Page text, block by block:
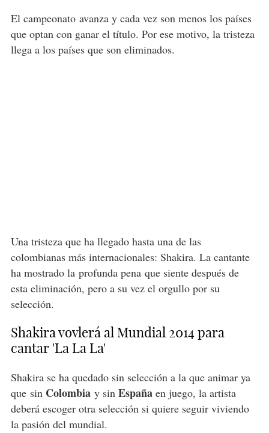
El campeonato avanza y cada vez son menos los países
que optan con ganar el título. Por ese motivo, la tristeza
llega a los países que son eliminados.
Una tristeza que ha llegado hasta una de las
colombianas más internacionales: Shakira. La cantante
ha mostrado la profunda pena que siente después de
esta eliminación, pero a su vez el orgullo por su
selección.
Shakira vovlerá al Mundial 2014 para
cantar 'La La La'
Shakira se ha quedado sin selección a la que animar ya
que sin Colombiay sin Españaen juego, la artista
deberá escoger otra selección si quiere seguir viviendo
la pasión del mundial.